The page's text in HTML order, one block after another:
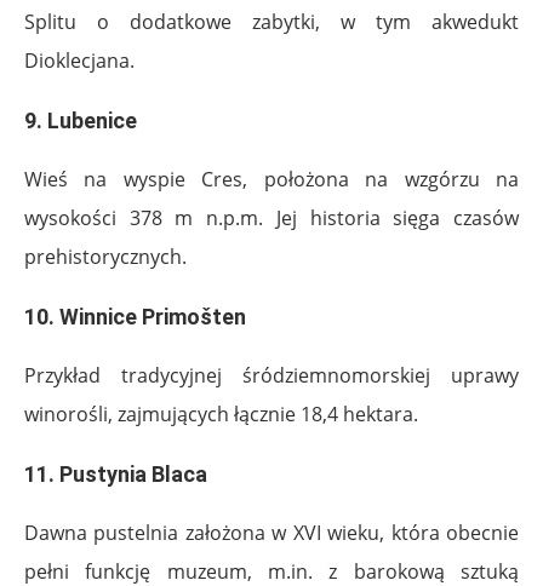
Splitu o dodatkowe zabytki, w tym akwedukt
Dioklecjana.
9. Lubenice
Wieś na wyspie Cres, położona na wzgórzu na
wysokości 378 m n.p.m. Jej historia sięga czasów
prehistorycznych.
10. Winnice Primošten
Przykład tradycyjnej śródziemnomorskiej uprawy
winorośli, zajmujących łącznie 18,4 hektara.
11. Pustynia Blaca
Dawna pustelnia założona w XVI wieku, która obecnie
pełni funkcję muzeum, m.in. z barokową sztuką